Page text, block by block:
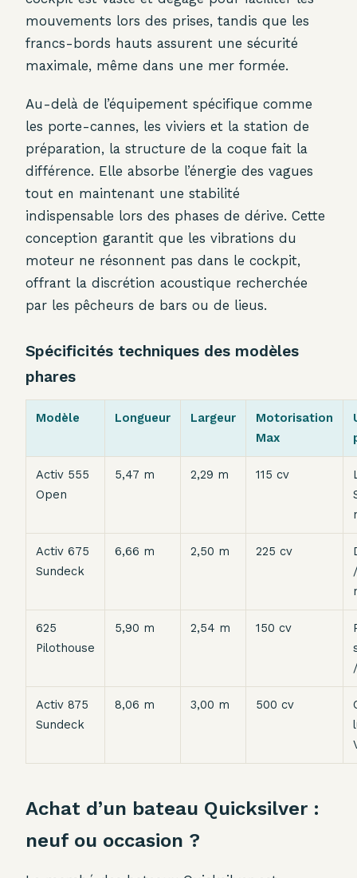
mouvements lors des prises, tandis que les
francs-bords hauts assurent une sécurité
maximale, même dans une mer formée.
Au-delà de l’équipement spécifique comme
les porte-cannes, les viviers et la station de
préparation, la structure de la coque fait la
différence. Elle absorbe l’énergie des vagues
tout en maintenant une stabilité
indispensable lors des phases de dérive. Cette
conception garantit que les vibrations du
moteur ne résonnent pas dans le cockpit,
offrant la discrétion acoustique recherchée
par les pêcheurs de bars ou de lieus.
Spécificités techniques des modèles
phares
Modèle Longueur Largeur
Motorisation
Max
Activ 555
Open
5,47 m 2,29 m 115 cv
Activ 675
Sundeck
6,66 m 2,50 m 225 cv
625
Pilothouse
5,90 m 2,54 m 150 cv
Activ 875
Sundeck
8,06 m 3,00 m 500 cv
Achat d’un bateau Quicksilver :
neuf ou occasion ?